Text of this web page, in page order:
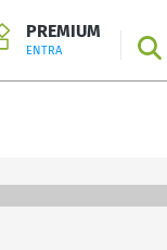
PREMIUM
ENTRA